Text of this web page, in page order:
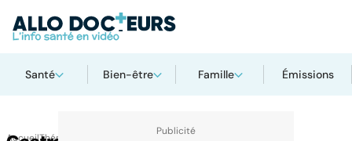
Santé Bien-être Famille Émissions
AccueilThématiques